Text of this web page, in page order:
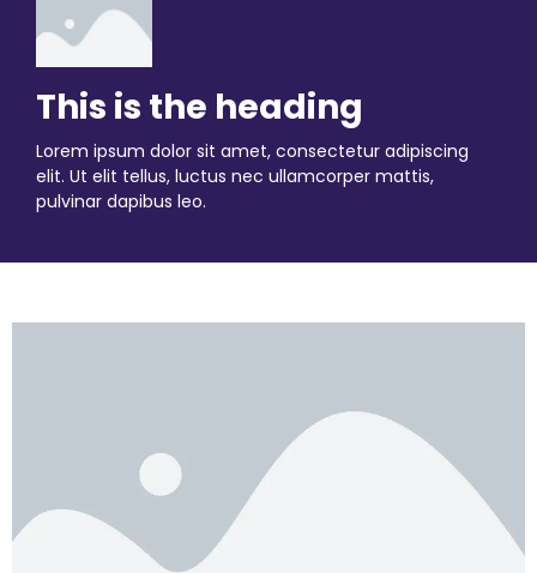
This is the heading
Lorem ipsum dolor sit amet, consectetur adipiscing
elit. Ut elit tellus, luctus nec ullamcorper mattis,
pulvinar dapibus leo.